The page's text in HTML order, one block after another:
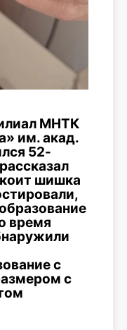
МНТК
им. акад.
52-
шишка
время
с
с